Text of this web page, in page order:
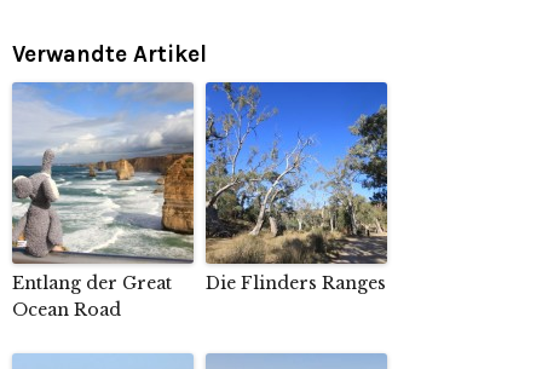
Verwandte Artikel
Entlang der Great
Ocean Road
Die Flinders Ranges